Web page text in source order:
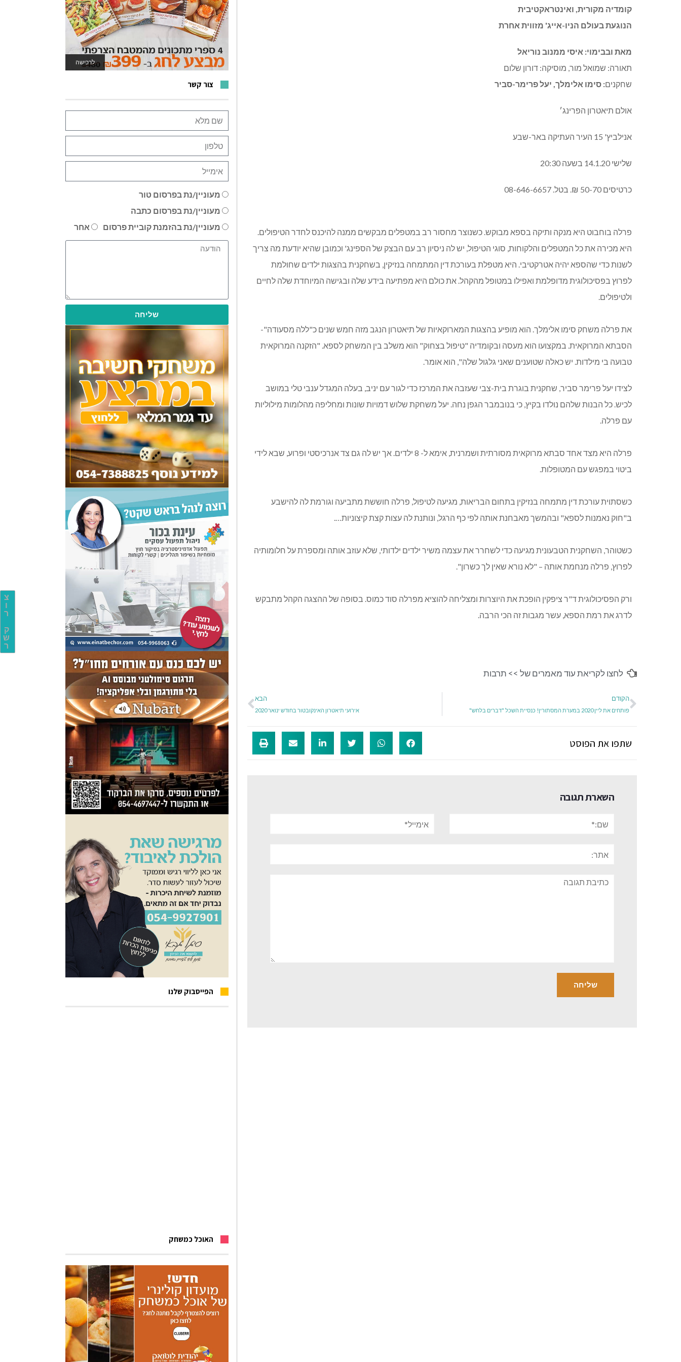
צ
ו
ר
ק
ש
ר
קומדיה מקורית, ואינטראקטיבית
הנוגעת בעולם הניו-אייג' מזווית אחרת
מאת ובבימוי: איסי ממנוב נוריאל
תאורה: שמואל מור, מוסיקה: דורון שלום
שחקנים: סימו אלימלך, יעל פרימר-סביר
אולם תיאטרון הפרינג׳
אנילביץ' 15 העיר העתיקה באר-שבע
שלישי 14.1.20 בשעה 20:30
כרטיסים 50-70 ₪. בטל. 08-646-6657
פרלה בוחבוט היא מנקה ותיקה בספא מבוקש. כשנוצר מחסור רב במטפלים מבקשים ממנה להיכנס לחדר הטיפולים.
היא מכירה את כל המטפלים והלקוחות, סוגי הטיפול, יש לה ניסיון רב עם הבצק של הספינג' וכמובן שהיא יודעת מה צריך
לשנות כדי שהספא יהיה אטרקטיבי. היא מטפלת בעורכת דין המתמחה בנזיקין, בשחקנית בהצגות ילדים שחולמת
לפרוץ בפסיכולוגית מדופלמת ואפילו במטופל מהקהל. את כולם היא מפתיעה בידע שלה ובגישה המיוחדת שלה לחיים
ולטיפולים.
את פרלה משחק סימו אלימלך. הוא מופיע בהצגות המארוקאיות של תיאטרון הנגב מזה חמש שנים כ"ללה מסעודה"-
הסבתא המרוקאית. במקצועו הוא מעסה ובקומדיה "טיפול בצחוק" הוא משלב בין המשחק לספא. "הזקנה המרוקאית
טבועה בי מילדות. יש כאלה שטוענים שאני גלגול שלה", הוא אומר.
לצידו יעל פרימר סביר, שחקנית בוגרת בית-צבי שעזבה את המרכז כדי לגור עם יניב, בעלה המגדל ענבי טלי במושב
לכיש. כל הבנות שלהם נולדו בקיץ, כי בנובמבר הגפן נחה. יעל משחקת שלוש דמויות שונות ומחליפה מהלומות מילוליות
עם פרלה.
פרלה היא מצד אחד סבתא מרוקאית מסורתית ושמרנית, אימא ל- 8 ילדים. אך יש לה גם צד אנרכיסטי ופרוע, שבא לידי
ביטוי במפגש עם המטופלות.
כשסתוית עורכת דין מתמחה בנזיקין בתחום הבריאות, מגיעה לטיפול, פרלה חוששת מתביעה וגורמת לה להישבע
ב"חוק נאמנות לספא" ובהמשך מאבחנת אותה לפי כף הרגל, ונותנת לה עצות קצת קיצוניות….
כשטוהר, השחקנית הטבעונית מגיעה כדי לשחרר את עצמה משיר ילדים ילדותי, שלא עוזב אותה ומספרת על חלומותיה
לפרוץ, פרלה מנחמת אותה – "לא נורא שאין לך כשרון".
ורק הפסיכולוגית ד"ר ציפקין הופכת את היוצרות ומצליחה להוציא מפרלה סוד כמוס. בסופה של ההצגה הקהל מתבקש
לדרג את רמת הספא, עשר מגבות זה הכי הרבה.
לחצו לקריאת עוד מאמרים של >> תרבות
הקודם
פותחים את ליין 2020 במערת המסתורין! כנסיית השכל "דברים בלחש"
הבא
אירועי תיאטרון האינקובטור בחודש ינואר 2020
שתפו את הפוסט
השארת תגובה
תגובה
לרכישה
צור קשר
מעוניין/נת בפרסום טור
מעוניין/נת בפרסום כתבה
מעוניין/נת בהזמנת קוביית פרסום
אחר
שליחה
הפייסבוק שלנו
האוכל כמשחק